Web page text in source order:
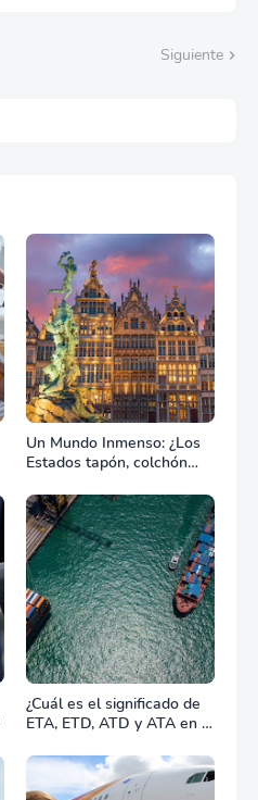
Siguiente
Un Mundo Inmenso: ¿Los
Estados tapón, colchón
combate?
¿Cuál es el significado de
ETA, ETD, ATD y ATA en el